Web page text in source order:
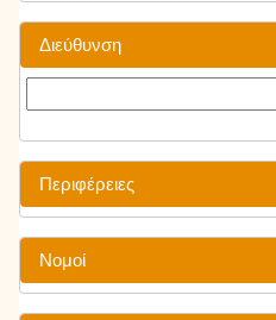
Διεύθυνση
Περιφέρειες
Νομοί